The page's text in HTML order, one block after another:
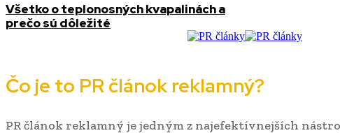
Všetko o teplonosných kvapalinách a
prečo sú dôležité
Čo je to PR článok reklamný?
PR článok reklamný je jedným z najefektívnejších